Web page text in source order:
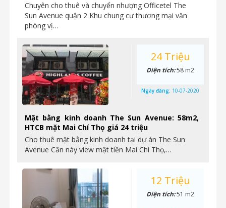
Chuyên cho thuê và chuyển nhượng Officetel The
Sun Avenue quận 2 Khu chung cư thương mại văn
phòng vị…
Mặt bằng kinh doanh The Sun Avenue: 58m2,
HTCB mặt Mai Chí Thọ giá 24 triệu
Cho thuê mặt bằng kinh doanh tại dự án The Sun
Avenue Căn này view mặt tiền Mai Chí Thọ,…
24 Triệu
Diện tích:58 m2
Ngày đăng: 10-07-2020
12 Triệu
Diện tích:51 m2